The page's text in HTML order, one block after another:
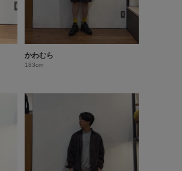
かわむら
183cm